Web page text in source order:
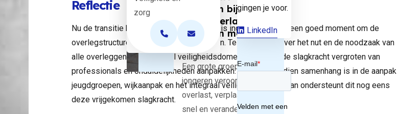
Reflectie
Nu de transitie binnen het sociaal domein is ingedaald, is het een goed moment om de
overlegstructuren tegen het licht te houden. Te reflecteren over het nut en de noodzaak van
alle overleggen in het sociaal veiligheidsdomein. Zo kun je de slagkracht vergroten van
professionals en onduidelijkheden aanpakken. Als er bovendien samenhang is in de aanpak
jeugdgroepen, wijkaanpak en het integraal veiligheidsbeleid dan ondersteunt dit nog eens
deze vrijgekomen slagkracht.
zorg
Open de contactpopup
Open de contactpopup
inzichten bij
jeugdoverlast
door een mobiele
groep
Een grote groep
jongeren veroorzaakt
overlast, verplaatst zich
snel en verandert
gingen je voor.
LinkedIn